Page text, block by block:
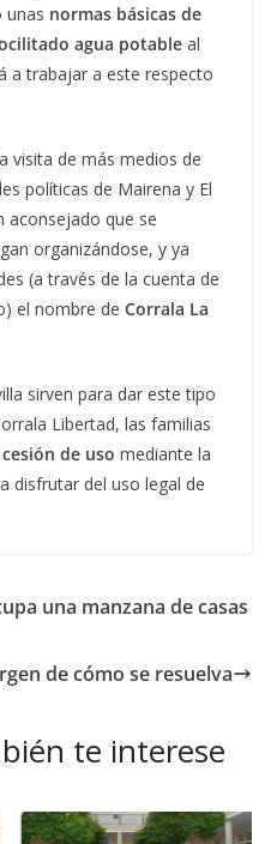
unas normas básicas de
agua potable al
a trabajar a este respecto
visita de más medios de
políticas de Mairena y El
aconsejado que se
organizándose, y ya
(a través de la cuenta de
el nombre de Corrala La
sirven para dar este tipo
Libertad, las familias
de uso mediante la
disfrutar del uso legal de
una manzana de casas
de cómo se resuelva
te interese